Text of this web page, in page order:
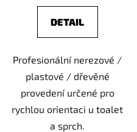
DETAIL
Profesionální nerezové /
plastové / dřevěné
provedení určené pro
rychlou orientaci u toalet
a sprch.